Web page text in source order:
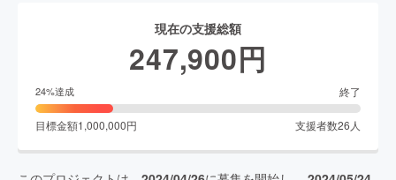
現在の支援総額
247,900円
24%達成 終了
目標金額1,000,000円 支援者数26 人